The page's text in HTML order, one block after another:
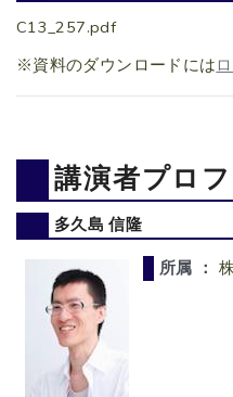
C13_257.pdf
※資料のダウンロードには
講演者プロ
多久島 信隆
所属 ：